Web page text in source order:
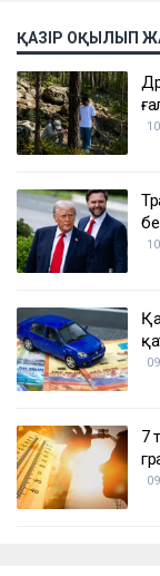
ҚАЗІР ОҚЫЛЫП
бе
7